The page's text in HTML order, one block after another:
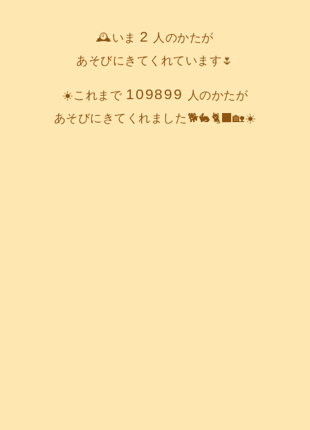
🕰️いま 2
人のかたが
あそびにきてくれています🌷
☀️これまで 109899
人のかたが
あそびにきてくれました🐕️🐇🐈‍⬛🏡☀️